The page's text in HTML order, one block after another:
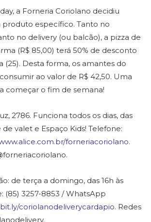
a Forneria Coriolano decidiu
específico. Tanto no
no delivery (ou balcão), a pizza de
(R$ 85,00) terá 50% de desconto
(25). Desta forma, os amantes do
ao valor de R$ 42,50. Uma
começar o fim de semana!
2786. Funciona todos os dias, das
de valet e Espaço Kids! Telefone:
forneriacoriolano.
de terça a domingo, das 16h às
(85) 3257-8853 / WhatsApp
bit.ly/coriolanodeliverycardapio. Redes